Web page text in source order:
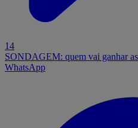
14
SONDAGEM: quem vai ganhar
WhatsApp